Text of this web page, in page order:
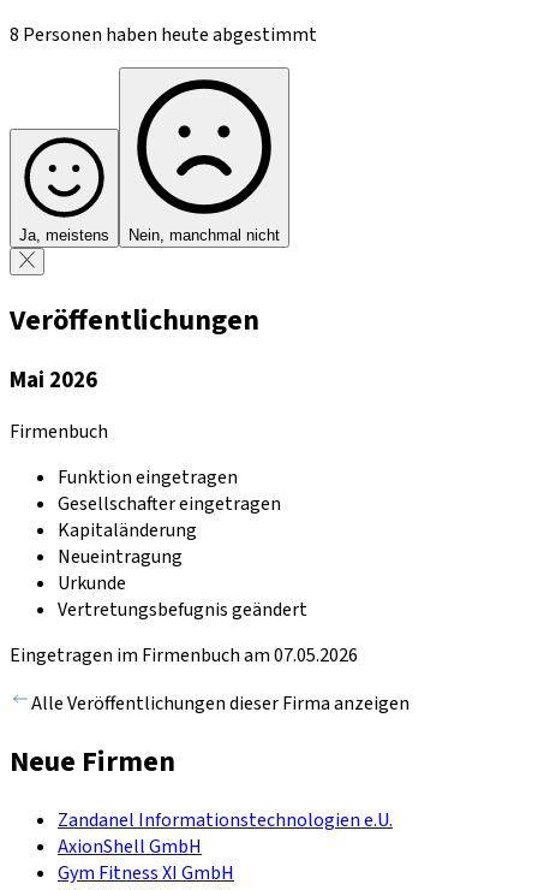
8 Personen haben heute abgestimmt
Ja, meistens Nein, manchmal nicht
Veröffentlichungen
Mai 2026
Firmenbuch
Funktion eingetragen
Gesellschafter eingetragen
Kapitaländerung
Neueintragung
Urkunde
Vertretungsbefugnis geändert
Eingetragen im Firmenbuch am 07.05.2026
Alle Veröffentlichungen dieser Firma anzeigen
Neue Firmen
Zandanel Informationstechnologien e.U.
AxionShell GmbH
Gym Fitness XI GmbH